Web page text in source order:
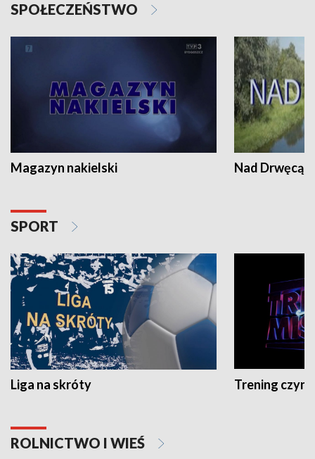
SPOŁECZEŃSTWO
Magazyn nakielski Nad Drwęcą
SPORT
Liga na skróty Trening czyni
ROLNICTWO I WIEŚ